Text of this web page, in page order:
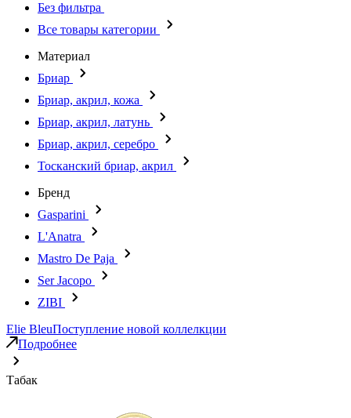
Без фильтра
Все товары категории
Материал
Бриар
Бриар, акрил, кожа
Бриар, акрил, латунь
Бриар, акрил, серебро
Тосканский бриар, акрил
Бренд
Gasparini
L'Anatra
Mastro De Paja
Ser Jacopo
ZIBI
Elie BleuПоступление новой коллелкции
Подробнее
Табак